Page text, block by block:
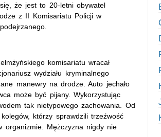
że jest to 20-letni obywatel
z II Komisariatu Policji w
komisariatu wracał
wydziału kryminalnego
manewry na drodze. Auto jechało
może być pijany. Wykorzystując
tak nietypowego zachowania. Od
którzy sprawdzili trzeźwość
organizmie. Mężczyzna nigdy nie